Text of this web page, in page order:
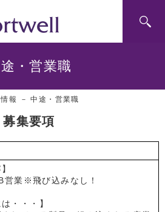
・営業職
報 － 中途・営業職
募集要項
営業※飛び込みなし！
・・・】